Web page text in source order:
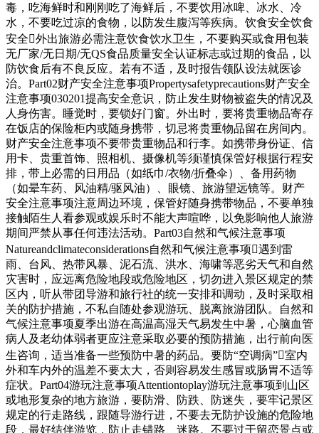
毒，吃海鲜时和刚刚吃了海鲜后，不要饮用冰啤、冰水、冷
水，不要吃过凉的食物，以防发生腹泻等疾病。饮食安全饮食
安全外出旅游必需注意饮食饮水卫生，不要购买或食用包装
无厂家/无日期/无QS食品质量安全认证标志或过期的食品，以
防饮食后有不良反应。若有不适，及时报告领队设法就医诊
治。Part02财产安全注意事项Propertysafetyprecautions财产安全
注意事项030201提高安全意识，防止发生财物被盗失的情况及
人身伤害。睡觉时，要锁好门窗。外出时，要将贵重物品寄存
在饭店的保险柜内或随身携带，切忌将贵重物品留在房间内。
财产安全注意事项不要带贵重物品和行李。如携带身份证、信
用卡、贵重首饰、照相机、摄像机等须谨慎保管好根据行程安
排，带上必需的日用品（如纸巾/衣物/折叠伞）、备用药物
（如晕车药、风油精/驱风油）、眼镜、旅游望远镜等。财产
安全注意事项注意周边环境，保管好随身携带物品，不要单独
接触陌生人看参观或娱乐时不能大声喧哗，以免影响他人旅游
期间严禁从事任何违法活动。Part03自然和气候注意事项
Natureandclimateconsiderations自然和气候注意事项遇到雷
雨、台风、热带风暴、泥石流、洪水、海啸等恶劣天气和自然
灾害时，应远离危险地段或危险地区，切勿进入景区规定的禁
区内，听从带团导游和旅行社的统一安排和调动，及时采取相
关的防护措施，不私自随处参观游玩、脱离旅游团队。自然和
气候注意事项夏季出游在高温高湿天气易发生中暑，心脑血管
病人及老幼体弱者更应注意采取必要的预防措施，出行前向医
生咨询，适当准备一些预防中暑的药品。要防“空调病”室内
外和车内外的温差不要太大，否则容易发生感冒或肠胃不适等
症状。Part04游玩注意事项Attentiontoplay游玩注意事项到山区
或地形复杂的地方旅游，要防滑、防跌、防迷失，要牢记景区
规定的行走路线，跟随导游行进，不要去无防护设施的危险地
段，最好结伴游览，防止走错路、迷路。不要过于留恋景点或